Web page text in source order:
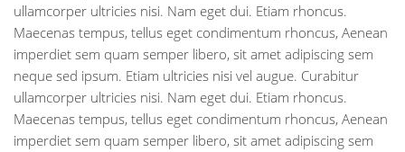
ullamcorper ultricies nisi. Nam eget dui. Etiam rhoncus.
Maecenas tempus, tellus eget condimentum rhoncus, Aenean
imperdiet sem quam semper libero, sit amet adipiscing sem
neque sed ipsum. Etiam ultricies nisi vel augue. Curabitur
ullamcorper ultricies nisi. Nam eget dui. Etiam rhoncus.
Maecenas tempus, tellus eget condimentum rhoncus, Aenean
imperdiet sem quam semper libero, sit amet adipiscing sem